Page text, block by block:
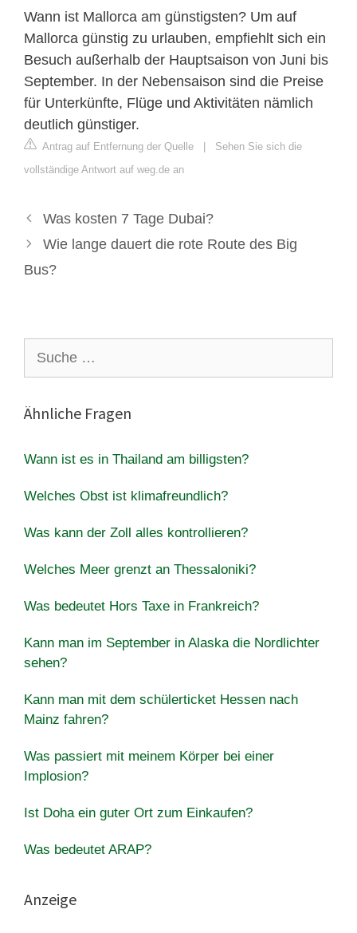
Wann ist Mallorca am günstigsten? Um auf
Mallorca günstig zu urlauben, empfiehlt sich ein
Besuch außerhalb der Hauptsaison von Juni bis
September. In der Nebensaison sind die Preise
für Unterkünfte, Flüge und Aktivitäten nämlich
deutlich günstiger.
Antrag auf Entfernung der Quelle | Sehen Sie sich die
vollständige Antwort auf weg.de an
Was kosten 7 Tage Dubai?
Wie lange dauert die rote Route des Big
Bus?
nach:
Ähnliche Fragen
Wann ist es in Thailand am billigsten?
Welches Obst ist klimafreundlich?
Was kann der Zoll alles kontrollieren?
Welches Meer grenzt an Thessaloniki?
Was bedeutet Hors Taxe in Frankreich?
Kann man im September in Alaska die Nordlichter
sehen?
Kann man mit dem schülerticket Hessen nach
Mainz fahren?
Was passiert mit meinem Körper bei einer
Implosion?
Ist Doha ein guter Ort zum Einkaufen?
Was bedeutet ARAP?
Anzeige